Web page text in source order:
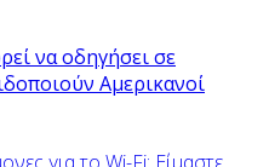
να οδηγήσει σε
Αμερικανοί